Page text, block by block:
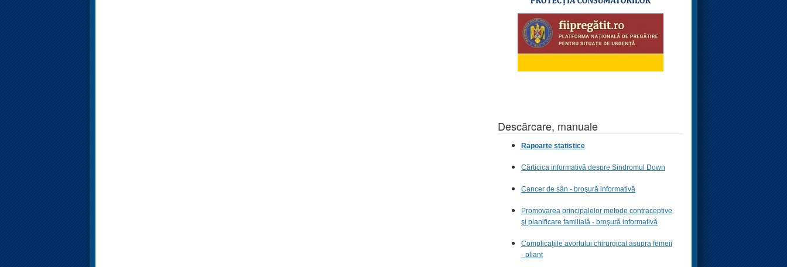
Descărcare, manuale
Rapoarte statistice
Cărticica informativă despre Sindromul Down
Cancer de sân - broşură informativă
Promovarea principalelor metode contraceptive
şi planificare familială - broşură informativă
Complicaţiile avortului chirurgical asupra femeii
- pliant